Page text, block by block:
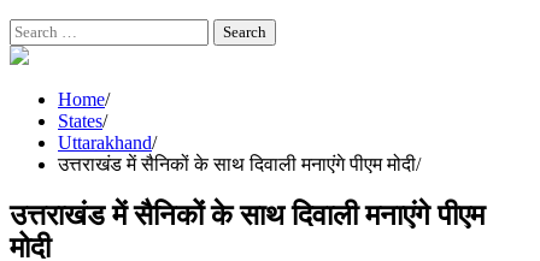
Search
for:
Home
States
Uttarakhand
उत्तराखंड में सैनिकों के साथ दिवाली मनाएंगे पीएम मोदी
उत्तराखंड में सैनिकों के साथ दिवाली मनाएंगे पीएम
मोदी